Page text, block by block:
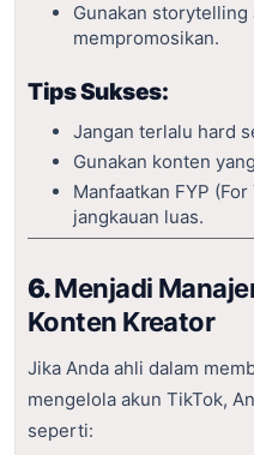
Gunakan
mempromosikan.
Tips Sukses:
Jangan terlalu hard
Gunakan konten yang
Manfaatkan FYP
jangkauan luas.
6.Menjadi
Konten Kreator
Jika Anda ahli dalam
mengelola akun TikTok,
seperti: